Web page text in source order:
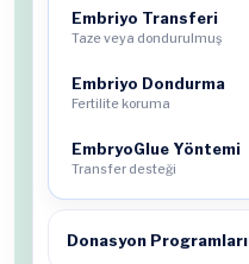
Embriyo Transferi
Taze veya dondurulmuş
Embriyo Dondurma
Fertilite koruma
EmbryoGlue Yöntemi
Transfer desteği
Donasyon Programları